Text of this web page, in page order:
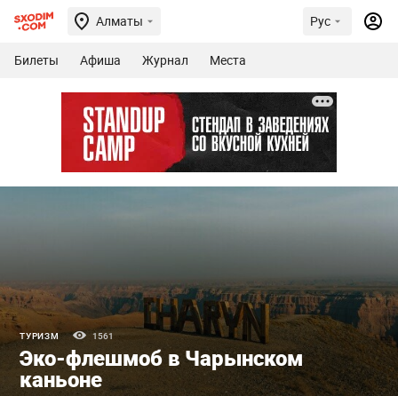
Алматы Рус
Билеты Афиша Журнал Места
ТУРИЗМ 1561
Эко-флешмоб в Чарынском
каньоне